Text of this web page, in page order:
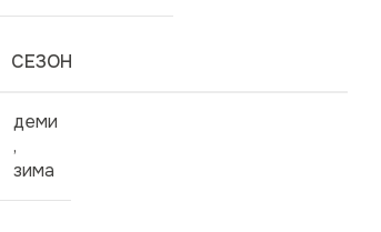
СЕЗОН
деми
,
зима